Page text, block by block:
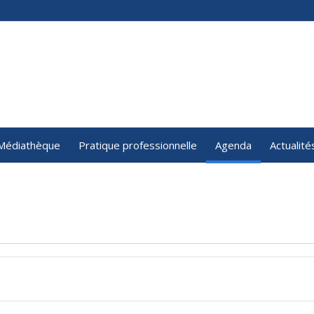
Pratique professionnelle Agenda